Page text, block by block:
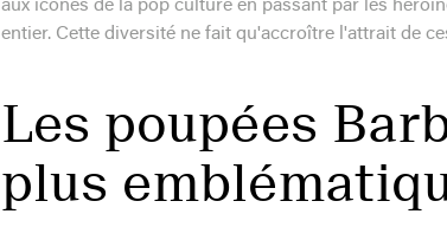
aux icônes de la pop culture en passant par les
entier. Cette diversité ne fait qu'accroître l'attrait de
Les poupées
plus